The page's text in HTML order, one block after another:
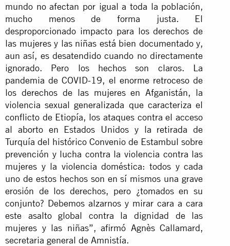
mundo no afectan por igual a toda la población,
mucho menos de forma justa. El
desproporcionado impacto para los derechos de
las mujeres y las niñas está bien documentado y,
aun así, es desatendido cuando no directamente
ignorado. Pero los hechos son claros. La
pandemia de COVID-19, el enorme retroceso de
los derechos de las mujeres en Afganistán, la
violencia sexual generalizada que caracteriza el
conflicto de Etiopía, los ataques contra el acceso
al aborto en Estados Unidos y la retirada de
Turquía del histórico Convenio de Estambul sobre
prevención y lucha contra la violencia contra las
mujeres y la violencia doméstica: todos y cada
uno de estos hechos son en sí mismos una grave
erosión de los derechos, pero ¿tomados en su
conjunto? Debemos alzarnos y mirar cara a cara
este asalto global contra la dignidad de las
mujeres y las niñas”, afirmó Agnès Callamard,
secretaria general de Amnistía.